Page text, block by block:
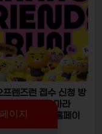
이지
프렌즈런 접수 신청 방
대회 일정 마라
기념품 굿즈 홈페이